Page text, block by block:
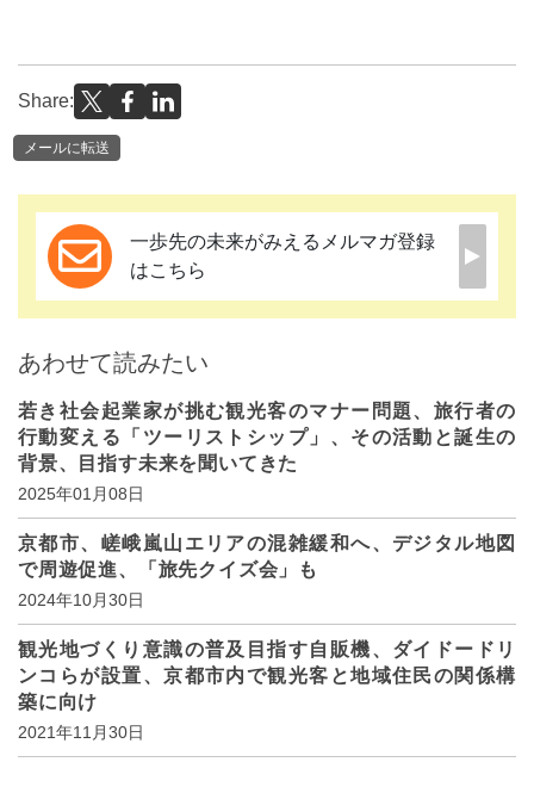
Share:
メールに転送
一歩先の未来がみえるメルマガ登録
はこちら
あわせて読みたい
若き社会起業家が挑む観光客のマナー問題、旅行者の
行動変える「ツーリストシップ」、その活動と誕生の
背景、目指す未来を聞いてきた
2025年01月08日
京都市、嵯峨嵐山エリアの混雑緩和へ、デジタル地図
で周遊促進、「旅先クイズ会」も
2024年10月30日
観光地づくり意識の普及目指す自販機、ダイドードリ
ンコらが設置、京都市内で観光客と地域住民の関係構
築に向け
2021年11月30日